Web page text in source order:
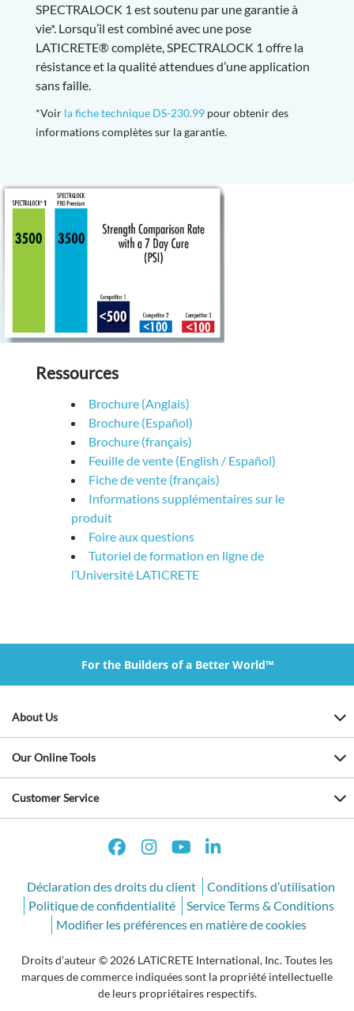
SPECTRALOCK 1 est soutenu par une garantie à
vie*. Lorsqu’il est combiné avec une pose
LATICRETE® complète, SPECTRALOCK 1 offre la
résistance et la qualité attendues d’une application
sans faille.
*Voir la fiche technique DS-230.99pour obtenir des
informations complètes sur la garantie.
Ressources
Brochure (Anglais)
Brochure (Español)
Brochure (français)
Feuille de vente (English / Español)
Fiche de vente (français)
Informations supplémentaires sur le
produit
Foire aux questions
Tutoriel de formation en ligne de
l’Université LATICRETE
For the Builders of a Better World™
About Us
Our Online Tools
Customer Service
Déclaration des droits du client
Conditions d’utilisation
Politique de confidentialité
Service Terms & Conditions
Modifier les préférences en matière de cookies
Droits d’auteur © 2026 LATICRETE International, Inc. Toutes les
marques de commerce indiquées sont la propriété intellectuelle
de leurs propriétaires respectifs.